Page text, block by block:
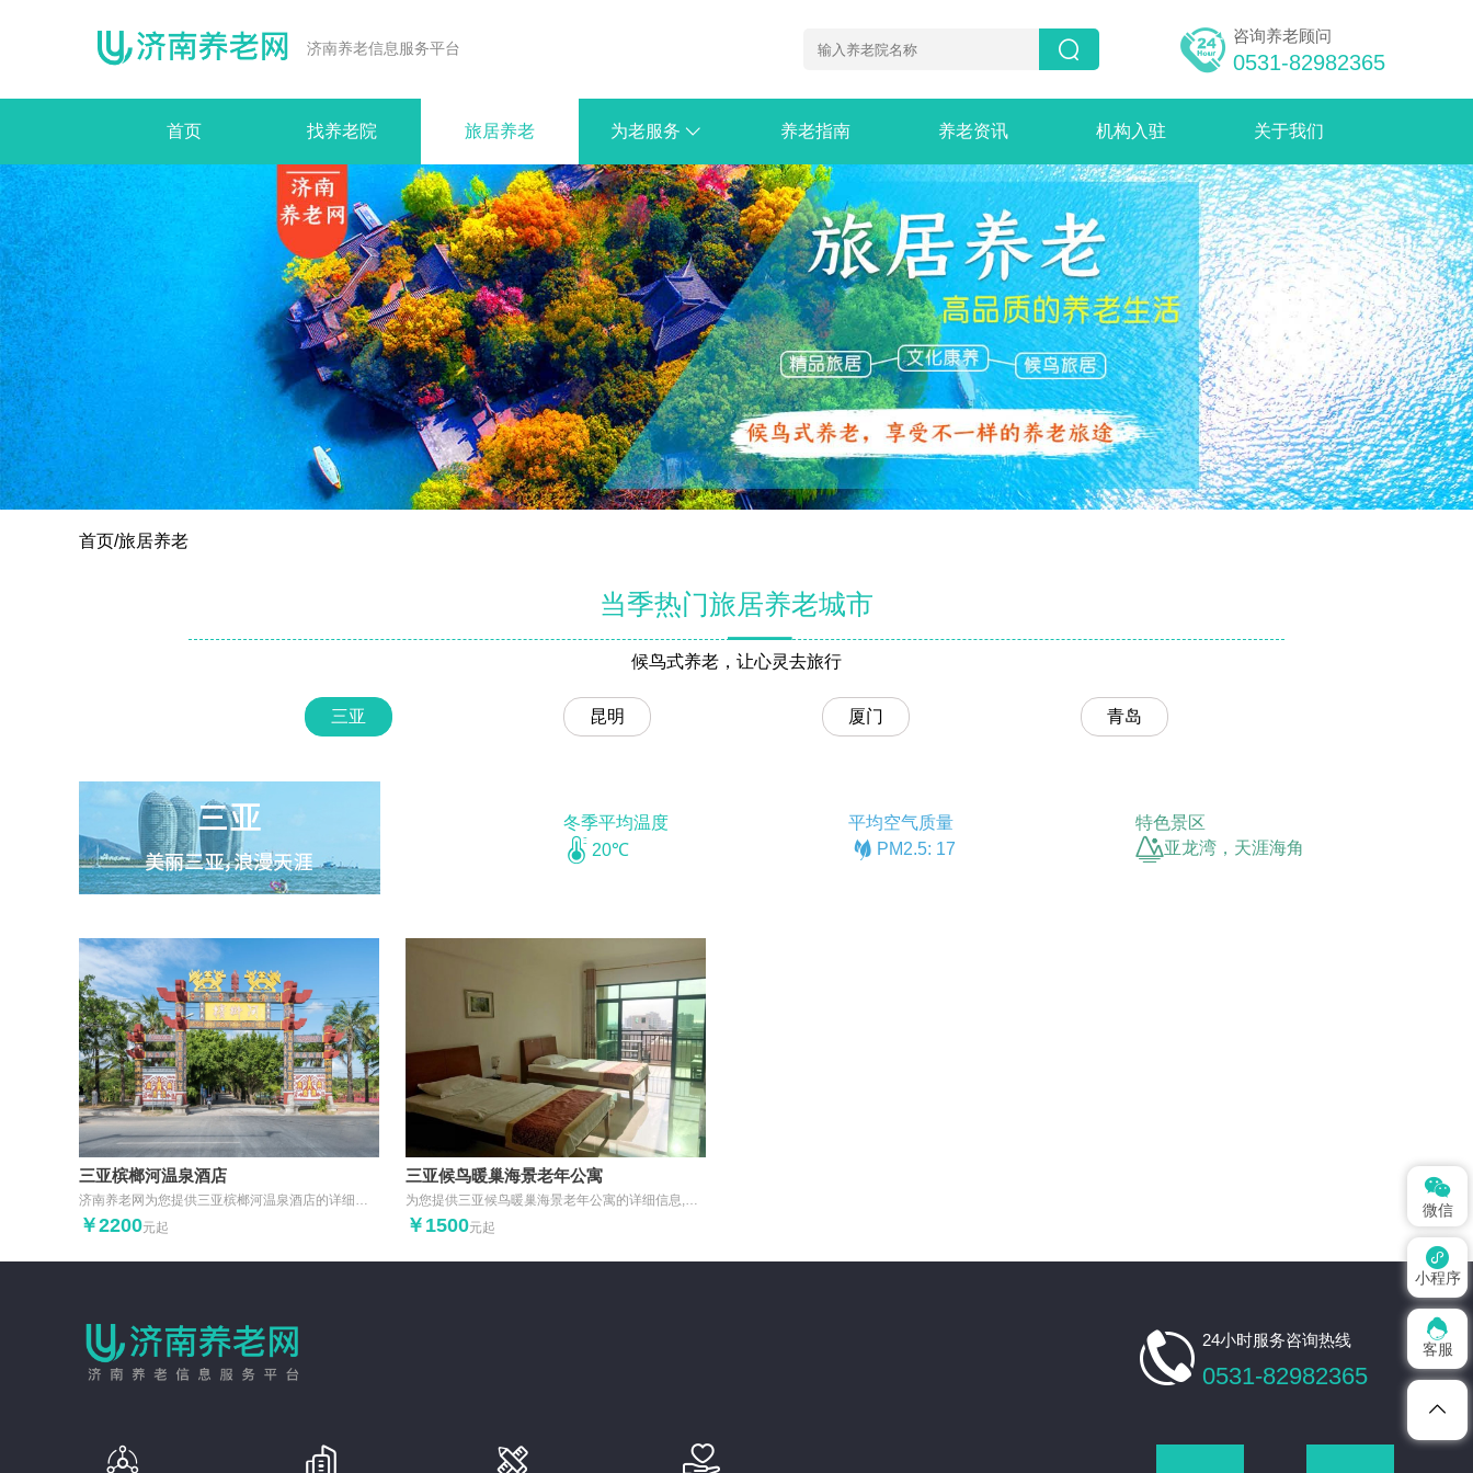
济南养老信息服务平台   咨询养老顾问
0531-82982365
首页 找养老院 旅居养老 为老服务  养老指南 养老资讯 机构入驻 关于我们
首页/旅居养老
当季热门旅居养老城市
候鸟式养老，让心灵去旅行
三亚 昆明 厦门
青岛
貂，在三亚露腰。这里一年四季如夏，
三冬不见霜和雪，四季鲜花，花开不
败。椰林、海风、沙滩、帆影…迷人的
碧海蓝天，旖旎的海底世界，茂密的热
带丛林，传奇的少数民族风情。旅居三
冬季平均温度
 20℃
平均空气质量
 PM2.5: 17
特色景区
亚龙湾，天涯海角
三亚槟榔河温泉酒店
济南养老网为您提供三亚槟榔河温泉酒店的详细信息,包括机构介绍\地址在哪里\联系电话\收费标准\环境怎么样\特色服务等,同时聚合了与三亚槟榔河温泉酒店相关的评价\最新动态等内容,并提供费用计算和在线预约服务.
￥2200元起
三亚候鸟暖巢海景老年公寓
为您提供三亚候鸟暖巢海景老年公寓的详细信息,包括机构介绍\地址在哪里\联系电话\收费标准\环境怎么样\特色服务等,同时聚合了与三亚候鸟暖巢海景老年公寓相关的评价\最新动态等内容,并提供费用计算和在线预约服务.
￥1500元起
 24小时服务咨询热线
0531-82982365
   

微信

小程序

客服